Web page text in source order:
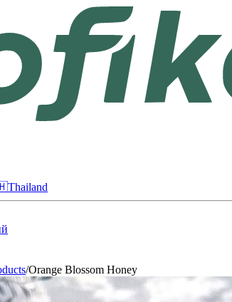
Thailand
/Orange Blossom Honey